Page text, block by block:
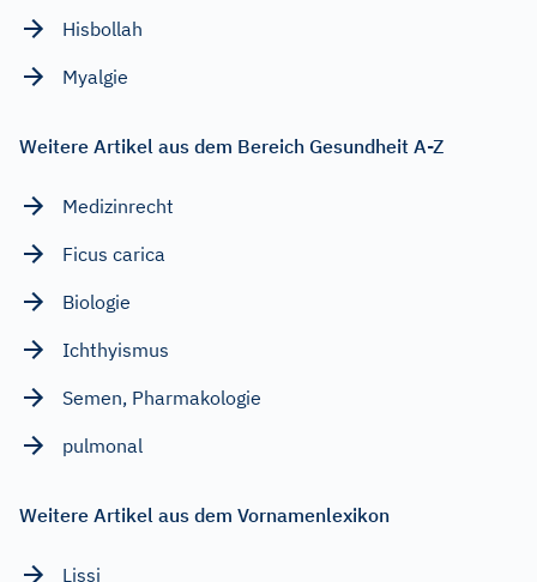
Hisbollah
Myalgie
Weitere Artikel aus dem Bereich Gesundheit A-Z
Medizinrecht
Ficus carica
Biologie
Ichthyismus
Semen, Pharmakologie
pulmonal
Weitere Artikel aus dem Vornamenlexikon
Lissi